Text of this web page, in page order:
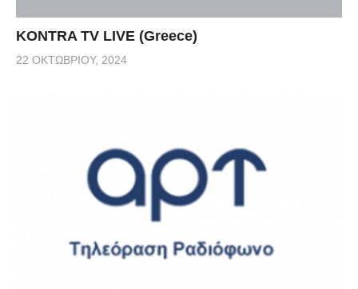
KONTRA TV LIVE (Greece)
22 ΟΚΤΩΒΡΊΟΥ, 2024